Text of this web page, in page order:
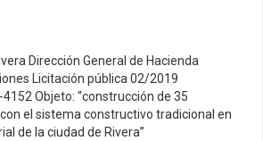
Dirección General de Hacienda
Licitación pública 02/2019
Objeto: “construcción de 35
el sistema constructivo tradicional en
de la ciudad de Rivera”